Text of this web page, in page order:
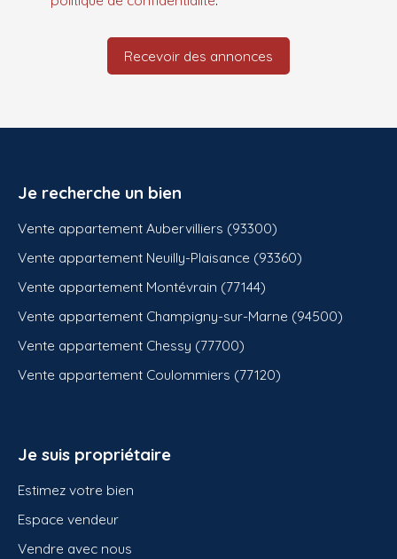
Recevoir des annonces
Je recherche un bien
Vente appartement Aubervilliers (93300)
Vente appartement Neuilly-Plaisance (93360)
Vente appartement Montévrain (77144)
Vente appartement Champigny-sur-Marne (94500)
Vente appartement Chessy (77700)
Vente appartement Coulommiers (77120)
Je suis propriétaire
Estimez votre bien
Espace vendeur
Vendre avec nous